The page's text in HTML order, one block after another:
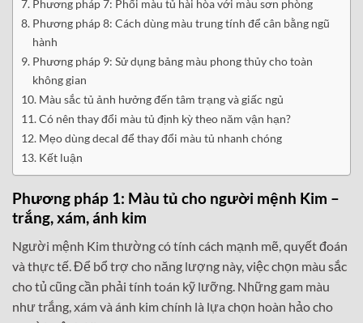
Phương pháp 7: Phối màu tủ hài hòa với màu sơn phòng
Phương pháp 8: Cách dùng màu trung tính để cân bằng ngũ
hành
Phương pháp 9: Sử dụng bảng màu phong thủy cho toàn
không gian
Màu sắc tủ ảnh hưởng đến tâm trạng và giấc ngủ
Có nên thay đổi màu tủ định kỳ theo năm vận hạn?
Mẹo dùng decal để thay đổi màu tủ nhanh chóng
Kết luận
Phương pháp 1: Màu tủ cho người mệnh Kim –
trắng, xám, ánh kim
Người mệnh Kim thường có tính cách mạnh mẽ, quyết đoán
và thực tế. Để bổ trợ cho năng lượng này, việc chọn màu sắc
cho tủ cũng cần phải tính toán kỹ lưỡng. Những gam màu
như trắng, xám và ánh kim chính là lựa chọn hoàn hảo cho